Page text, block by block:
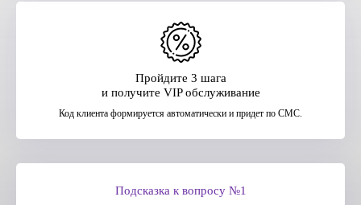
Пройдите 3 шага
и получите VIP обслуживание
Код клиента формируется автоматически и придет по СМС.
Подсказка к вопросу №1